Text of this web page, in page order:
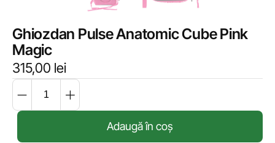
Ghiozdan Pulse Anatomic Cube Pink
Magic
315,00 lei
Adaugă în coș